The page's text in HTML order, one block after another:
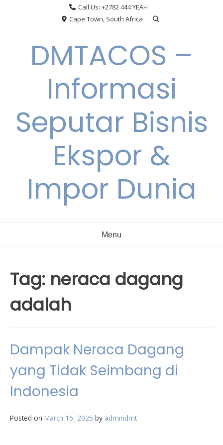
Call Us: +2782 444 YEAH
Cape Town, South Africa
DMTACOS –
Informasi
Seputar Bisnis
Ekspor &
Impor Dunia
Menu
Tag: neraca dagang
adalah
Dampak Neraca Dagang
yang Tidak Seimbang di
Indonesia
Posted on March 16, 2025 by admindmt